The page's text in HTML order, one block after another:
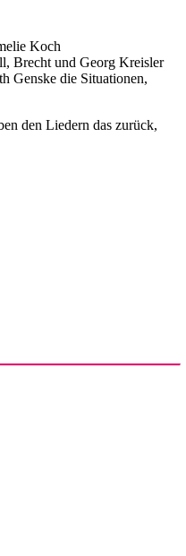
Brecht und Georg Kreisler
Genske die Situationen,
den Liedern das zurück,